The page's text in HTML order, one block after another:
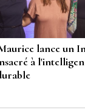
lance un
à